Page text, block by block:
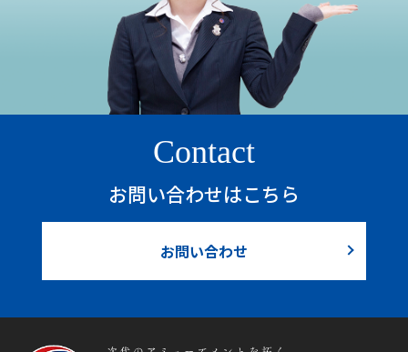
Contact
お問い合わせはこちら
お問い合わせ